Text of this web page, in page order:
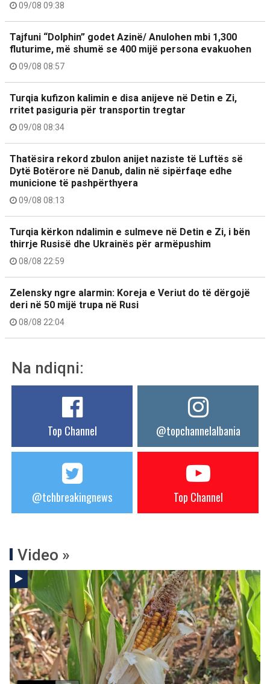
09/08 09:38
Tajfuni “Dolphin” godet Azinë/ Anulohen mbi 1,300
fluturime, më shumë se 400 mijë persona evakuohen
09/08 08:57
Turqia kufizon kalimin e disa anijeve në Detin e Zi,
rritet pasiguria për transportin tregtar
09/08 08:34
Thatësira rekord zbulon anijet naziste të Luftës së
Dytë Botërore në Danub, dalin në sipërfaqe edhe
municione të pashpërthyera
09/08 08:13
Turqia kërkon ndalimin e sulmeve në Detin e Zi, i bën
thirrje Rusisë dhe Ukrainës për armëpushim
08/08 22:59
Zelensky ngre alarmin: Koreja e Veriut do të dërgojë
deri në 50 mijë trupa në Rusi
08/08 22:04
Na ndiqni:
Top Channel @topchannelalbania
@tchbreakingnews Top Channel
Video »